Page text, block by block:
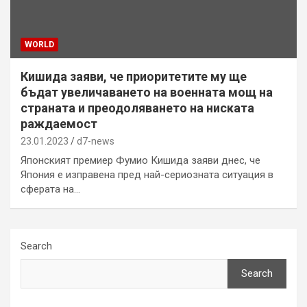
WORLD
Кишида заяви, че приоритетите му ще
бъдат увеличаването на военната мощ на
страната и преодоляването на ниската
раждаемост
23.01.2023 d7-news
Японският премиер Фумио Кишида заяви днес, че
Япония е изправена пред най-сериозната ситуация в
сферата на…
Search
Search